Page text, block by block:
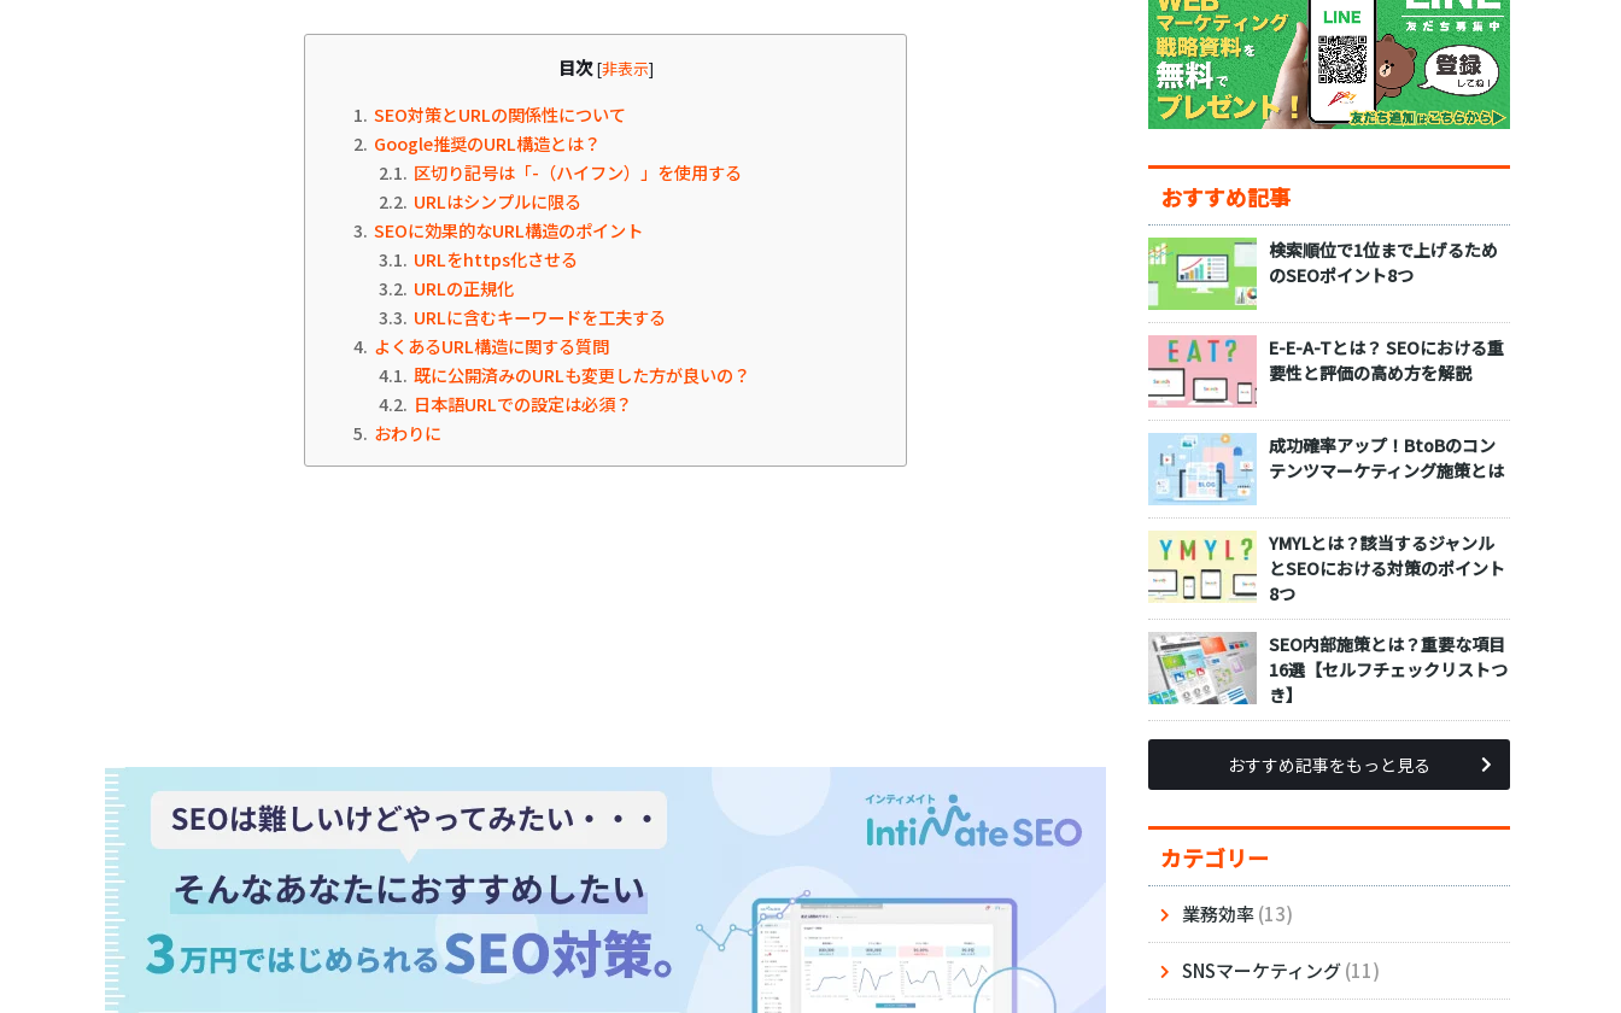
目次 [非表示]
1 SEO対策とURLの関係性について
2 Google推奨のURL構造とは？
2.1 区切り記号は「-（ハイフン）」を使用する
2.2 URLはシンプルに限る
3 SEOに効果的なURL構造のポイント
3.1 URLをhttps化させる
3.2 URLの正規化
3.3 URLに含むキーワードを工夫する
4 よくあるURL構造に関する質問
4.1 既に公開済みのURLも変更した方が良いの？
4.2 日本語URLでの設定は必須？
5 おわりに
おすすめ記事
検索順位で1位まで上げるため
のSEOポイント8つ
E-E-A-Tとは？ SEOにおける重
要性と評価の高め方を解説
成功確率アップ！BtoBのコン
テンツマーケティング施策とは
YMYLとは？該当するジャンル
とSEOにおける対策のポイント
8つ
SEO内部施策とは？重要な項目
16選【セルフチェックリストつ
き】
おすすめ記事をもっと見る
カテゴリー
業務効率(13)
SNSマーケティング(11)